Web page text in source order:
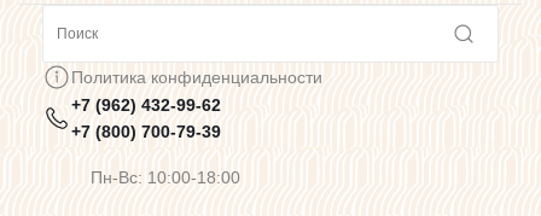
Предупреждения о цветопередаче
Политика конфиденциальности
+7 (962) 432-99-62
+7 (800) 700-79-39
Пн-Вс: 10:00-18:00